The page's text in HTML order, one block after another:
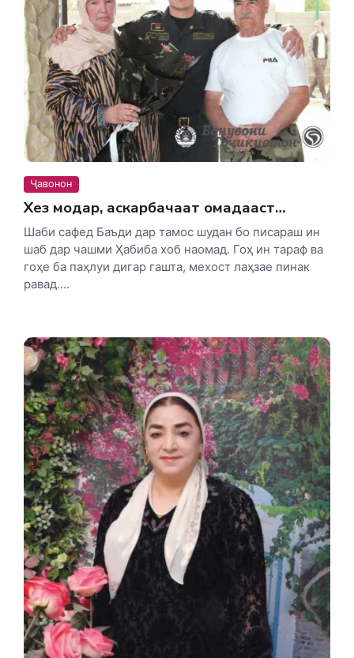
Ҷавонон
Хез модар, аскарбачаат омадааст…
Шаби сафед Баъди дар тамос шудан бо писараш ин
шаб дар чашми Ҳабиба хоб наомад. Гоҳ ин тараф ва
гоҳе ба паҳлуи дигар гашта, мехост лаҳзае пинак
равад....